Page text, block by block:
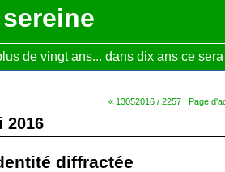
de vingt ans... dans dix ans ce
« 13052016 / 2257| Page
2016
diffractée